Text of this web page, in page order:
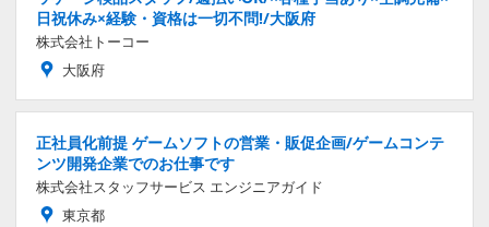
日祝休み×経験・資格は一切不問!/大阪府
株式会社トーコー
大阪府
正社員化前提 ゲームソフトの営業・販促企画/ゲームコンテ
ンツ開発企業でのお仕事です
株式会社スタッフサービス エンジニアガイド
東京都